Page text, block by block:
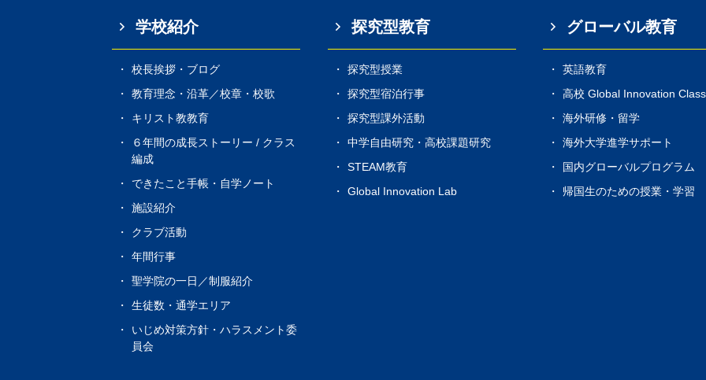
学校紹介
校長挨拶・ブログ
教育理念・沿革／校章・校歌
キリスト教教育
６年間の成長ストーリー / クラス
編成
できたこと手帳・自学ノート
施設紹介
クラブ活動
年間行事
聖学院の一日／制服紹介
生徒数・通学エリア
いじめ対策方針・ハラスメント委
員会
探究型教育
探究型授業
探究型宿泊行事
探究型課外活動
中学自由研究・高校課題研究
STEAM教育
Global Innovation Lab
グローバル教育
英語教育
高校 Global Innovation Class
海外研修・留学
海外大学進学サポート
国内グローバルプログラム
帰国生のための授業・学習